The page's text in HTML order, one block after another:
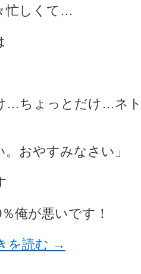
忙しくて…
…ちょっとだけ…ネ
。おやすみなさい」
俺が悪いです！
を読む →